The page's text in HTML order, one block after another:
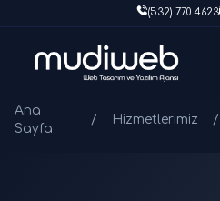
(532) 770 4623
Ana
Sayfa
/ Hizmetlerimiz /